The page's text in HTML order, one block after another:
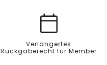
Verlängertes
Rückgaberecht für Member